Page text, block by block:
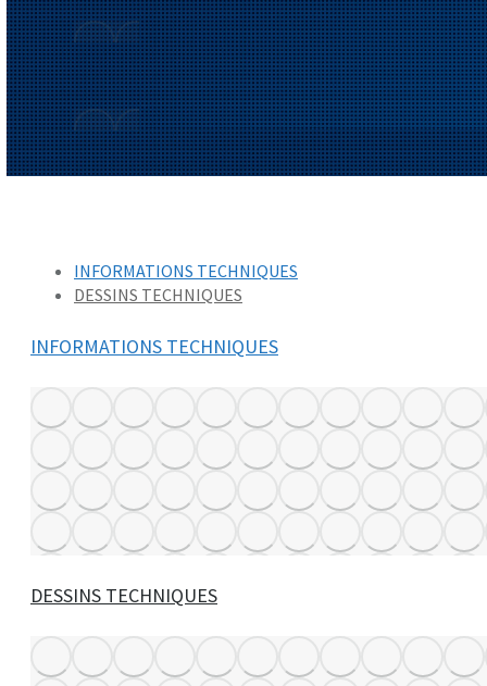
INFORMATIONS TECHNIQUES
DESSINS TECHNIQUES
INFORMATIONS TECHNIQUES
DESSINS TECHNIQUES